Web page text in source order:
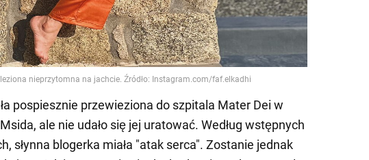
pospiesznie przewieziona do szpitala Mater Dei w
ale nie udało się jej uratować. Według wstępnych
słynna blogerka miała "atak serca". Zostanie jednak